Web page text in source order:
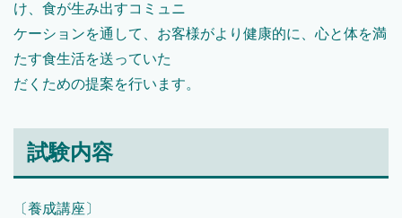
け、食が生み出すコミュニ
ケーションを通して、お客様がより健康的に、心と体を満
たす食生活を送っていた
だくための提案を行います。
試験内容
〔養成講座〕